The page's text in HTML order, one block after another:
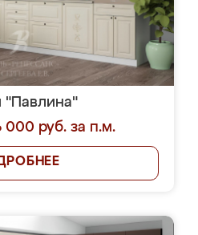
"Павлина"
000 руб. за п.м.